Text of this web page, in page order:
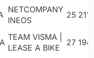
NETCOMPANY
INEOS
25 2111
TEAM VISMA |
LEASE A BIKE
27